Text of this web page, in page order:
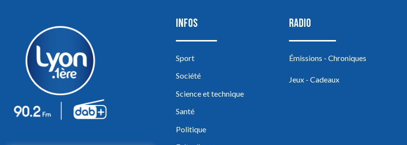
INFOS
Sport
Société
Science et technique
Santé
Politique
RADIO
Émissions - Chroniques
Jeux - Cadeaux